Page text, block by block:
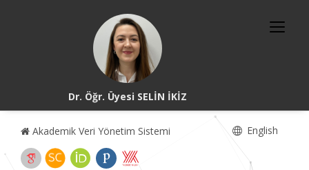
Dr. Öğr. Üyesi SELİN İKİZ
Akademik Veri Yönetim Sistemi English